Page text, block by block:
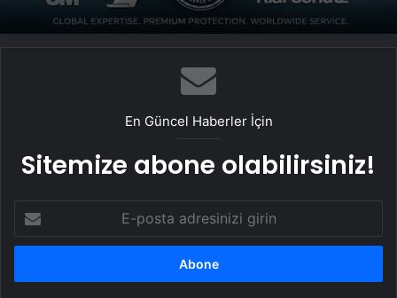
En Güncel Haberler İçin
Sitemize abone olabilirsiniz!
posta
adresinizi